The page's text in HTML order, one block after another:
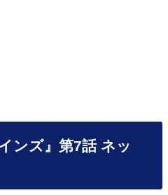
ンズ』第7話 ネッ